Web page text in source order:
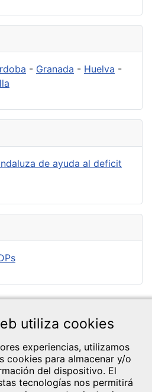
- Granada - Huelva -
de ayuda al deficit
CRÉDITOS Y
utiliza cookies
experiencias, utilizamos
cookies para almacenar y/o
del dispositivo. El
tecnologías nos permitirá